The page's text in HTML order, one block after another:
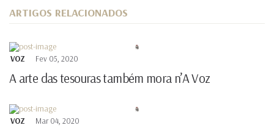
ARTIGOS RELACIONADOS
VOZ Fev 05, 2020
A arte das tesouras também mora n’A Voz
VOZ Mar 04, 2020